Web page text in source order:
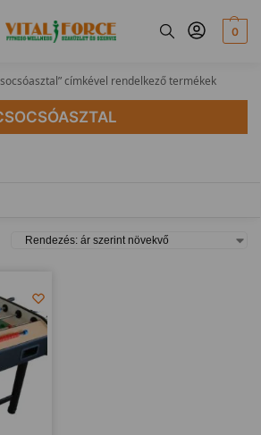
0
címkével rendelkező termékek